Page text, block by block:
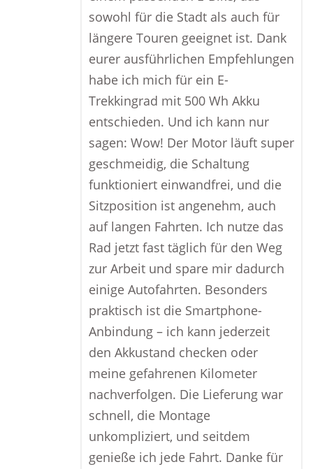
sowohl für die Stadt als auch für
längere Touren geeignet ist. Dank
eurer ausführlichen Empfehlungen
habe ich mich für ein E-
Trekkingrad mit 500 Wh Akku
entschieden. Und ich kann nur
sagen: Wow! Der Motor läuft super
geschmeidig, die Schaltung
funktioniert einwandfrei, und die
Sitzposition ist angenehm, auch
auf langen Fahrten. Ich nutze das
Rad jetzt fast täglich für den Weg
zur Arbeit und spare mir dadurch
einige Autofahrten. Besonders
praktisch ist die Smartphone-
Anbindung – ich kann jederzeit
den Akkustand checken oder
meine gefahrenen Kilometer
nachverfolgen. Die Lieferung war
schnell, die Montage
unkompliziert, und seitdem
genieße ich jede Fahrt. Danke für